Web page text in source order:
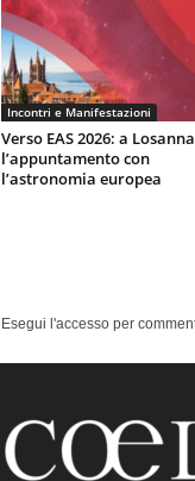
Incontri e Manifestazioni
Verso EAS 2026: a Losanna
l’appuntamento con
l’astronomia europea
Esegui l'accesso per